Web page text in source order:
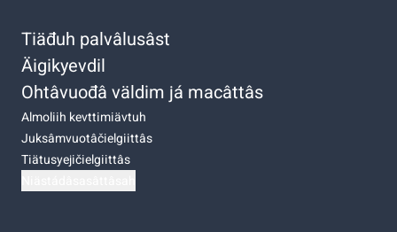
Tiäđuh palvâlusâst
Äigikyevdil
Ohtâvuođâ väldim já macâttâs
Almoliih kevttimiävtuh
Juksâmvuotâčielgiittâs
Tiätusyejičielgiittâs